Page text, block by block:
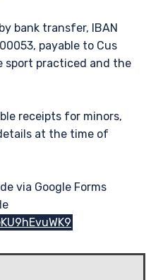
bank transfer, IBAN
payable to Cus
sport practiced and the
receipts for minors,
at the time of
via Google Forms